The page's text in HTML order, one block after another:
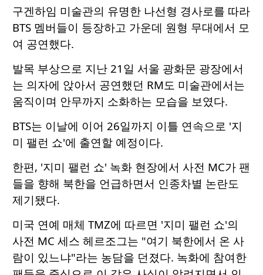
구겐하임 미술관의 유명한 나선형 경사로를 따라
BTS 멤버들이 등장하고 가운데 원형 무대에서 모
여 공연했다.
발목 부상으로 지난 21일 서울 광화문 광장에서
는 의자에 앉아서 공연했던 RM도 미술관에서는
움직이며 안무까지 소화하는 모습을 보였다.
BTS는 이날에 이어 26일까지 이틀 연속으로 '지
미 팰런 쇼'에 출연할 예정이다.
한편, '지미 팰런 쇼' 녹화 현장에서 사전 MC가 팬
들을 향해 북한을 언급하면서 인종차별 논란도
제기됐다.
미국 연예 매체 TMZ에 따르면 '지미 팰런 쇼'의
사전 MC 세스 헤르조그는 "여기 북한에서 온 사
람이 있느냐"라는 농담을 던졌다. 녹화에 참여한